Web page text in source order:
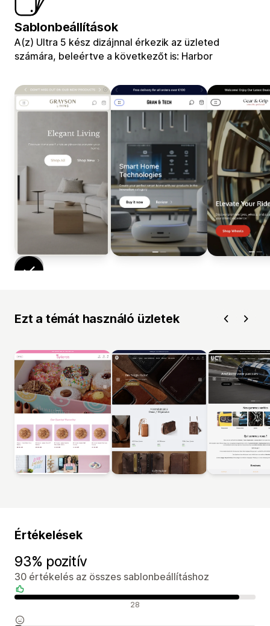
Sablonbeállítások
A(z) Ultra 5 kész dizájnnal érkezik az üzleted
számára, beleértve a következőt is: Harbor
Ezt a témát használó üzletek
Értékelések
93% pozitív
30 értékelés az összes sablonbeállításhoz
Pozitív értékelések 28